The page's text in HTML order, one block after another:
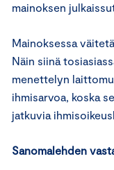
mainoksen
Mainoksessa
Näin siinä
menettelyn
ihmisarvoa, koska
jatkuvia
Sanomalehden